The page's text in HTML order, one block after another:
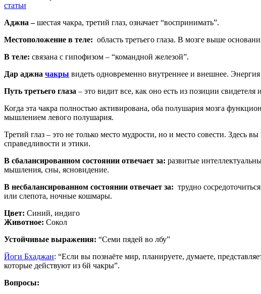
статьи
Аджна –шестая чакра, третий глаз, означает “воспринимать”.
Местоположение в теле: область третьего глаза. В мозге выше
В теле: связана с гипофизом – “командной железой”.
Дар аджна чакры видеть одновременно внутреннее и внешнее.
Путь третьего глаза – это видит все, как оно есть из позиции
Когда эта чакра полностью активирована, оба полушария мозга
мышлением левого полушария.
Третий глаз – это не только место мудрости, но и место совести. Здесь
справедливости и этики.
В сбалансированном состоянии отвечает за: развитые
мышления, сны, ясновидение.
В несбалансированном состоянии отвечает за: трудно
или слепота, ночные кошмары.
Цвет: Синий, индиго
Животное: Сокол
Устойчивые выражения: “Семи пядей во лбу”
Йоги Бхаджан: “Если вы познаёте мир, планируете, думаете,
которые действуют из 6й чакры”.
Вопросы: